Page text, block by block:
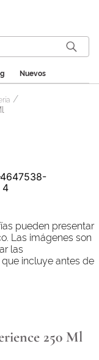
Nuevos
pueden presentar
Las imágenes son
las
incluye antes de
250 Ml